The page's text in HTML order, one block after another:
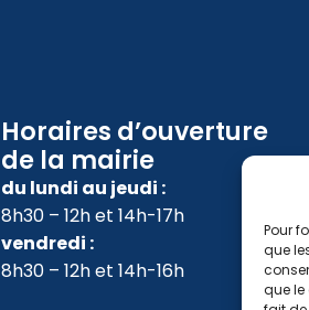
Pour
que
que le
Horaires d’ouverture
de la mairie
du lundi au jeudi :
8h30 – 12h et 14h-17h
vendredi :
8h30 – 12h et 14h-16h